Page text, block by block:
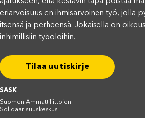
ajatukseen, että kestävin tapa poistaa
eriarvoisuus on ihmisarvoinen työ, jolla
itsensä ja perheensä. Jokaisella on
inhimillisiin työoloihin.
Tilaa uutiskirje
SASK
Suomen Ammattiliittojen
Solidaarisuuskeskus